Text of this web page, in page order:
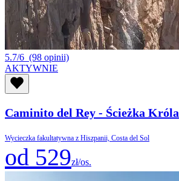
5.7/6 (98 opinii)
AKTYWNIE
Caminito del Rey - Ścieżka Króla
Wycieczka fakultatywna z Hiszpanii, Costa del Sol
od 529zł/os.